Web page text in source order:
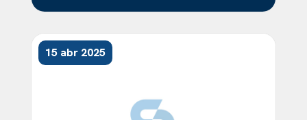
15 abr 2025